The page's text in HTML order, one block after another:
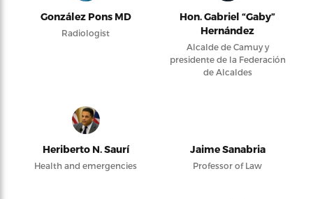
González Pons MD
Radiologist
Hon. Gabriel “Gaby”
Hernández
Alcalde de Camuy y
presidente de la Federación
de Alcaldes
Heriberto N. Saurí
Health and emergencies
Jaime Sanabria
Professor of Law